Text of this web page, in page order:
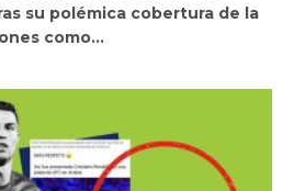
su polémica cobertura de la
como…